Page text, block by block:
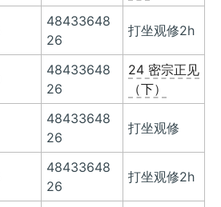
48433648
26
打坐观修2h
48433648
26
24 密宗正见
（下）
48433648
26
打坐观修
48433648
26
打坐观修2h